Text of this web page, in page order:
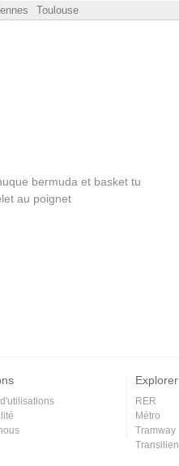
Toulouse
bermuda et basket tu
au poignet
Explorer
RER
Métro
Tramway
Transilien